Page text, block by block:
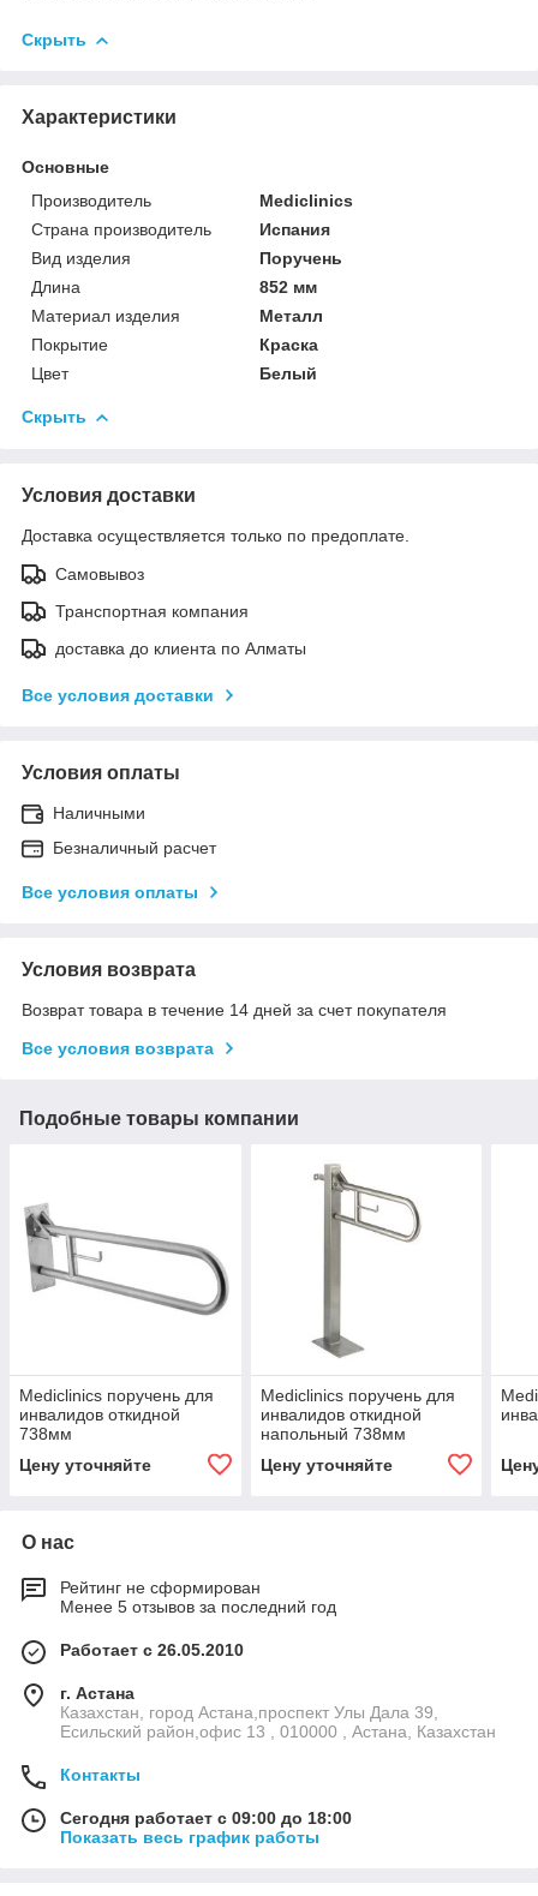
Скрыть
Характеристики
Основные
Производитель
Mediclinics
Страна производитель
Испания
Вид изделия
Поручень
Длина
852 мм
Материал изделия
Металл
Покрытие
Краска
Цвет
Белый
Скрыть
Условия доставки
Доставка осуществляется только по предоплате.
Самовывоз
Транспортная компания
доставка до клиента по Алматы
Все условия доставки
Условия оплаты
Наличными
Безналичный расчет
Все условия оплаты
Условия возврата
Возврат товара в течение 14 дней за счет покупателя
Все условия возврата
Подобные товары компании
Mediclinics поручень для
инвалидов откидной
738мм
Цену уточняйте
Mediclinics поручень для
инвалидов откидной
напольный 738мм
Цену уточняйте
О нас
Рейтинг не сформирован
Менее 5 отзывов за последний год
Работает с 26.05.2010
г. Астана
Казахстан, город Астана,проспект Улы Дала 39,
Есильский район,офис 13 , 010000 , Астана, Казахстан
Контакты
Сегодня работает с 09:00 до 18:00
Показать весь график работы